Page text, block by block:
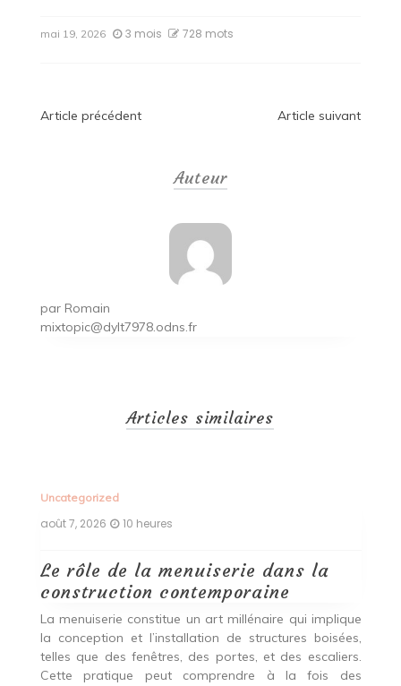
mai 19, 2026 3 mois 728 mots
Navigation
Article précédent Article suivant
Auteur
par Romain
mixtopic@dylt7978.odns.fr
Articles similaires
Uncategorized
août 7, 2026 10 heures
Le rôle de la menuiserie dans la
construction contemporaine
La menuiserie constitue un art millénaire qui implique
la conception et l’installation de structures boisées,
telles que des fenêtres, des portes, et des escaliers.
Cette pratique peut comprendre à la fois des